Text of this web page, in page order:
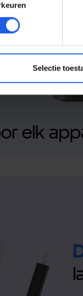
Selectie
elk